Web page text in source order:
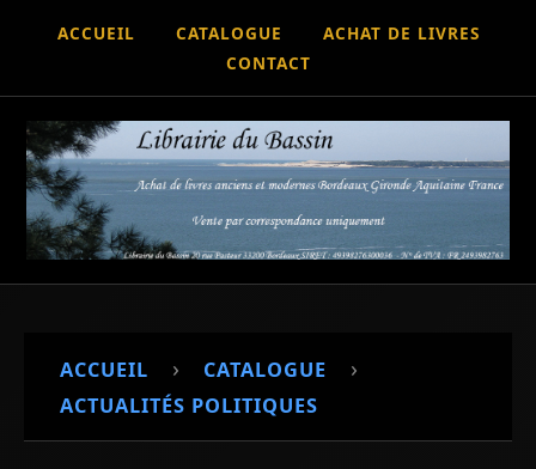
ACCUEIL CATALOGUE
ACHAT DE LIVRES
CONTACT
ACCUEIL › CATALOGUE ›
ACTUALITÉS POLITIQUES